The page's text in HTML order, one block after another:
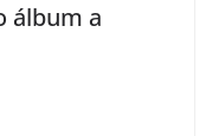
álbum a